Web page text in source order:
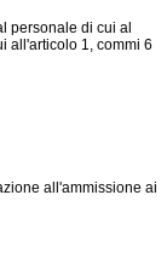
personale di cui al
all'articolo 1, commi 6
all'ammissione ai